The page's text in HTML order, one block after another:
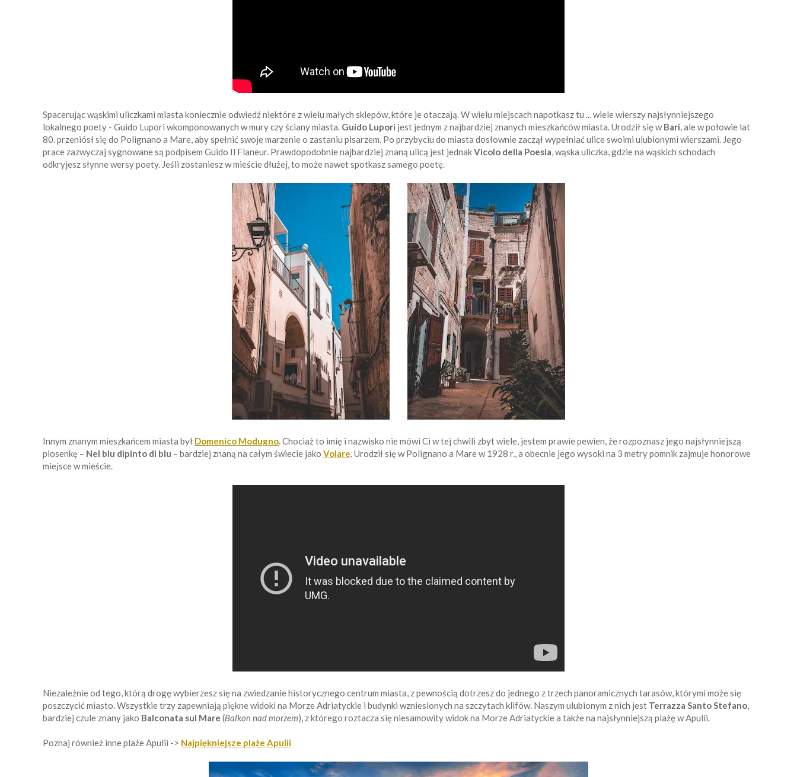
Spacerując wąskimi uliczkami miasta koniecznie odwiedź niektóre z wielu małych sklepów, które je otaczają. W wielu miejscach napotkasz tu ... wiele wierszy najsłynniejszego
lokalnego poety - Guido Lupori wkomponowanych w mury czy ściany miasta. Guido Lupori jest jednym z najbardziej znanych mieszkańców miasta. Urodził się wBari, ale w połowie lat
80. przeniósł się do Polignano a Mare, aby spełnić swoje marzenie o zastaniu pisarzem. Po przybyciu do miasta dosłownie zaczął wypełniać ulice swoimi ulubionymi wierszami. Jego
prace zazwyczaj sygnowane są podpisem Guido Il Flaneur. Prawdopodobnie najbardziej znaną ulicą jest jednakVicolo della Poesia, wąska uliczka, gdzie na wąskich schodach
odkryjesz słynne wersy poety. Jeśli zostaniesz w mieście dłużej, to może nawet spotkasz samego poetę.
Innym znanym mieszkańcem miasta był Domenico Modugno. Chociaż to imię i nazwisko nie mówi Ci w tej chwili zbyt wiele, jestem prawie pewien, że rozpoznasz jego najsłynniejszą
piosenkę – Nel blu dipinto di blu – bardziej znaną na całym świecie jako Volare. Urodził się w Polignano a Mare w 1928 r., a obecnie jego wysoki na 3 metry pomnik zajmuje honorowe
miejsce w mieście.
Niezależnie od tego, którą drogę wybierzesz się na zwiedzanie historycznego centrum miasta, z pewnością dotrzesz do jednego z trzech panoramicznych tarasów, którymi może się
poszczycić miasto. Wszystkie trzy zapewniają piękne widoki na Morze Adriatyckie i budynki wzniesionych na szczytach klifów. Naszym ulubionym z nich jest Terrazza Santo Stefano,
bardziej czule znany jako Balconata sul Mare (Balkon nad morzem), z którego roztacza się niesamowity widok na Morze Adriatyckie a także na najsłynniejszą plażę w Apulii.
Poznaj również inne plaże Apulii -> Najpiękniejsze plaże Apulii